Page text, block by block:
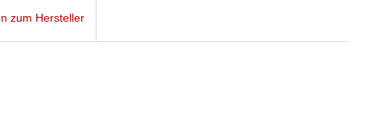
zum Hersteller